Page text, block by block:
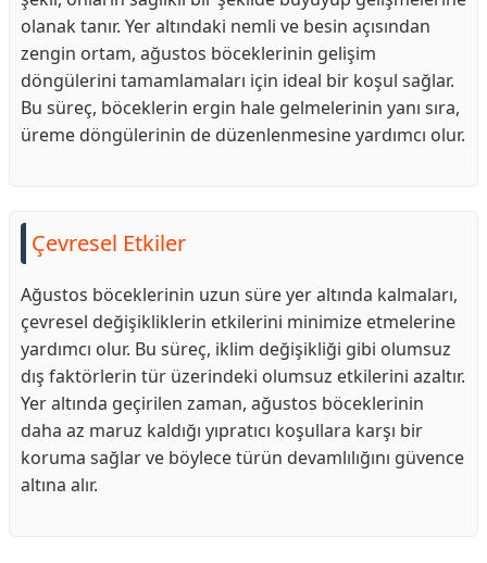
olanak tanır. Yer altındaki nemli ve besin açısından
zengin ortam, ağustos böceklerinin gelişim
döngülerini tamamlamaları için ideal bir koşul sağlar.
Bu süreç, böceklerin ergin hale gelmelerinin yanı sıra,
üreme döngülerinin de düzenlenmesine yardımcı olur.
Çevresel Etkiler
Ağustos böceklerinin uzun süre yer altında kalmaları,
çevresel değişikliklerin etkilerini minimize etmelerine
yardımcı olur. Bu süreç, iklim değişikliği gibi olumsuz
dış faktörlerin tür üzerindeki olumsuz etkilerini azaltır.
Yer altında geçirilen zaman, ağustos böceklerinin
daha az maruz kaldığı yıpratıcı koşullara karşı bir
koruma sağlar ve böylece türün devamlılığını güvence
altına alır.